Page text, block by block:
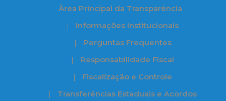
Àrea Principal da Transparência
Informações Institucionais
Perguntas Frequentes
Responsabilidade Fiscal
Fiscalização e Controle
Transferências Estaduais e Acordos